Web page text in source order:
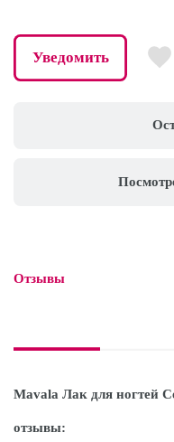
Уведомить
Отзывы
Mavala Лак для ногтей
отзывы: